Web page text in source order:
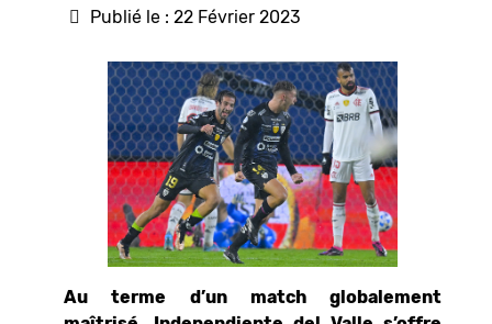
Publié le : 22 Février 2023
Au terme d’un match globalement